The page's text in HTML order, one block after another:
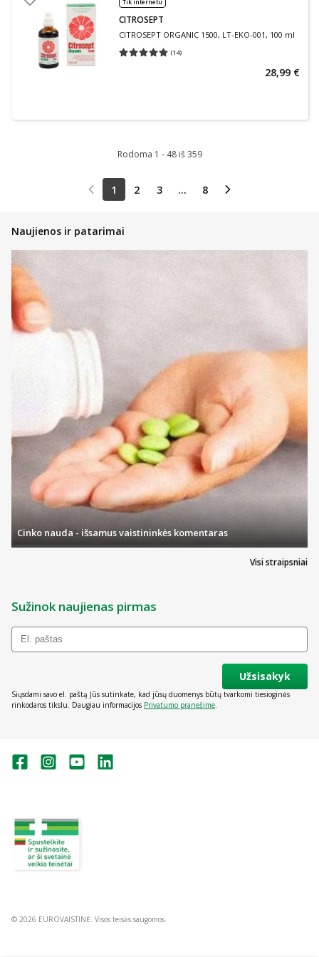
Tik internetu
CITROSEPT
CITROSEPT ORGANIC 1500, LT-EKO-001, 100 ml
(14)
Vidutinis įvertinimas 5.00
28,99 €
Rodoma 1 - 48 iš 359
1 2 3 ... 8
Naujienos ir patarimai
Visi straipsniai
Cinko nauda - išsamus vaistininkės komentaras
Sužinok naujienas pirmas
Užsisakyk
Siųsdami savo el. paštą Jūs sutinkate, kad jūsų duomenys būtų tvarkomi tiesioginės
rinkodaros tikslu. Daugiau informacijos Privatumo pranešime.
© 2026 EUROVAISTINĖ. Visos teisės saugomos.